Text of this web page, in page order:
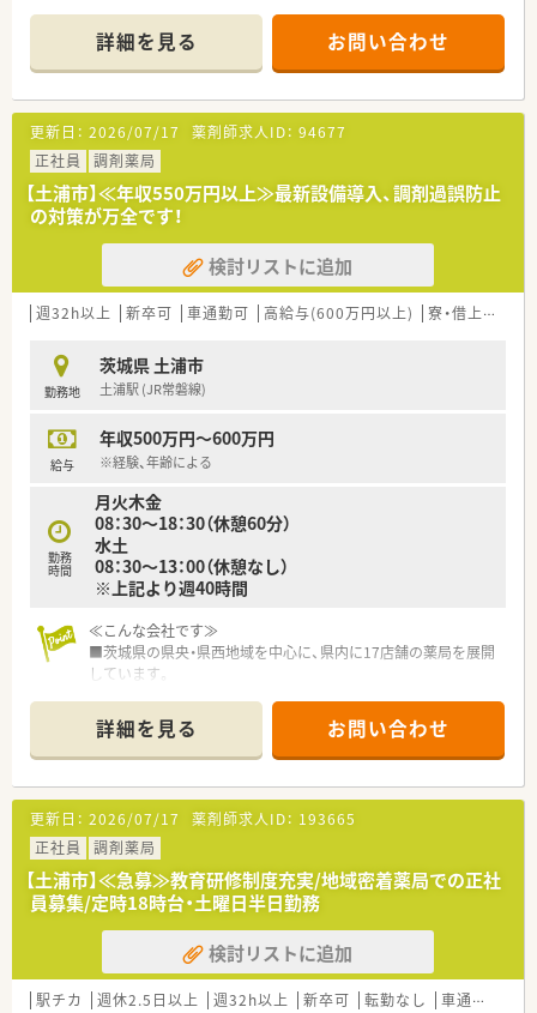
■調剤業務の経験の有無は問いませんので、基礎からしっかり学
びたい新卒の方やブランクがある方も意欲があれば大歓迎で
す。
■地域医療の担い手として患者様に有益なサービスを提供した
いという、高いホスピタリティをお持ちの薬剤師様を求めていま
す。
詳細を見る お問い合わせ
更新日： 2026/07/17 薬剤師求人ID： 94677
正社員
調剤薬局
【土浦市】≪年収550万円以上≫最新設備導入、調剤過誤防止
の対策が万全です！
検討リストに追加
週32h以上 新卒可 車通勤可 高給与(600万円以上) 寮・借上社宅あり
勤務地
茨城県 土浦市
土浦駅 (JR常磐線)
給与
年収500万円～600万円
※経験、年齢による
勤務
時間
月火木金
08：30～18：30（休憩60分）
水土
08：30～13：00（休憩なし）
※上記より週40時間
≪こんな会社です≫
■茨城県の県央・県西地域を中心に、県内に17店舗の薬局を展開
しています。
させていただく」気持ちを忘れずに、調剤、介護を両輪として地
域に貢献できる企業を目指しています。
■年に2回、社員のスキルアップ、情報共有を目的として全員参
加で研修会を行っています。
調剤報酬改定、薬事法改正をはじめとする関連法の変更、新薬
の情報、リスクマネージメントと
薬局を取り巻く情報についてなど研修の機会を設け、社員に知
識の習得と当事者意識を持って頂 くなど、地域の薬局で
は珍しく情報共有や研修の機会を設けている会社です。
■正社員、パートの他に準社員制度を設けています。
週32時間以上勤務出来る場合に適用可能となり、年収は正社
員の8割換算となります。
賞与も年2回支給があり、正社員と同等の待遇ながら、週休3日
という働き方が実現可能です！
詳細を見る お問い合わせ
更新日： 2026/07/17 薬剤師求人ID： 193665
正社員
調剤薬局
【土浦市】≪急募≫教育研修制度充実/地域密着薬局での正社
員募集/定時18時台・土曜日半日勤務
検討リストに追加
駅チカ 週休2.5日以上 週32h以上 新卒可 転勤なし 車通勤可